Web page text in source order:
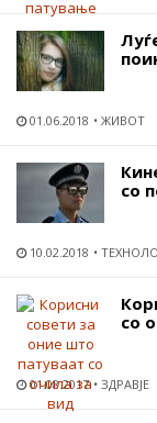
01.06.2018 ЖИВОТ
со
10.02.2018
со
01.08.2017 ЗДРАВЈЕ